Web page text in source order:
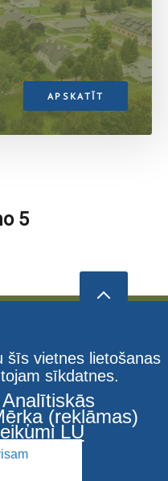
APSKATĪT
5
šīs vietnes lietošanas
sīkdatnes.
Analītiskās
(reklāmas)
LU